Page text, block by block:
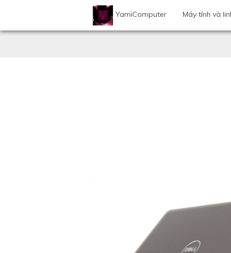
YamiComputer Máy tính và